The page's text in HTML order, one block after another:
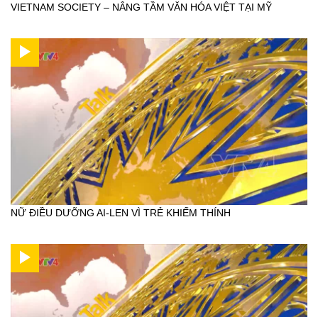
VIETNAM SOCIETY – NÂNG TẦM VĂN HÓA VIỆT TẠI MỸ
NỮ ĐIỀU DƯỠNG AI-LEN VÌ TRẺ KHIẾM THÍNH